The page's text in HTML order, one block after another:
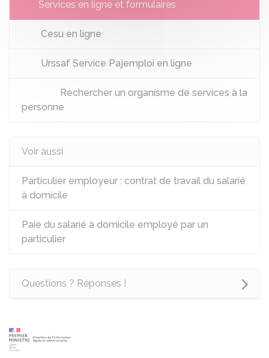
Services en ligne et formulaires
Cesu en ligne
Urssaf Service Pajemploi en ligne
Rechercher un organisme de services à la
personne
Voir aussi
Particulier employeur : contrat de travail du salarié
à domicile
Paie du salarié à domicile employé par un
particulier
Questions ? Réponses !